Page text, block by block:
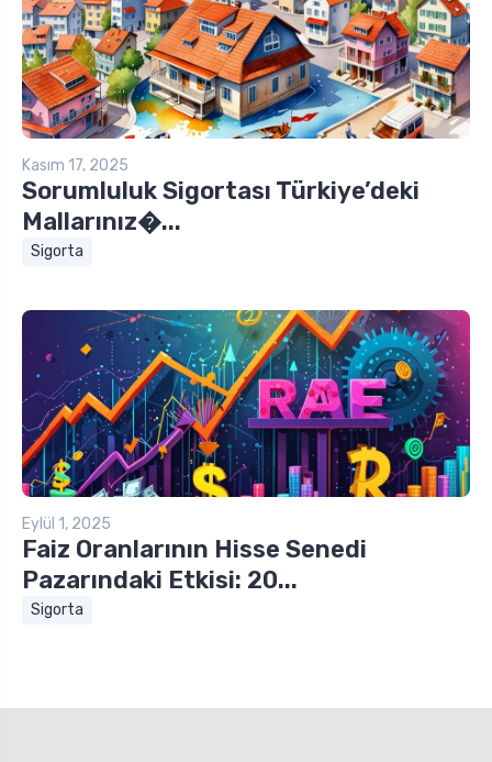
Kasım 17, 2025
Sorumluluk Sigortası Türkiye’deki
Mallarınız�...
Sigorta
Eylül 1, 2025
Faiz Oranlarının Hisse Senedi
Pazarındaki Etkisi: 20...
Sigorta